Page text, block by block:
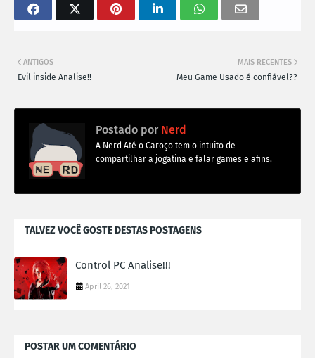
MAIS RECENTES
Meu Game Usado é confiável??
ANTIGOS
Evil inside Analise!!
Postado por Nerd
A Nerd Até o Caroço tem o intuito de
compartilhar a jogatina e falar games e afins.
TALVEZ VOCÊ GOSTE DESTAS POSTAGENS
Control PC Analise!!!
April 26, 2021
POSTAR UM COMENTÁRIO